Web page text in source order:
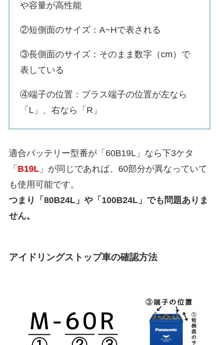
や容量が高性能
②短側面のサイズ：A~Hで表される
③長側面のサイズ：そのまま数字（cm）で
表している
④端子の位置：プラス端子の位置が左なら
「L」、右なら「R」
適合バッテリー型番が「60B19L」なら下3ケタ
「 B19L」が同じであれば、60部分が異なっていて
も使用可能です。
つまり「80B24L」や「100B24L」でも問題ありま
せん。
アイドリングストップ車の確認方法